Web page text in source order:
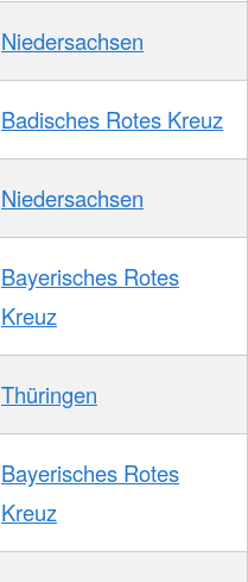
Niedersachsen
Badisches Rotes Kreuz
Niedersachsen
Bayerisches Rotes
Kreuz
Thüringen
Bayerisches Rotes
Kreuz